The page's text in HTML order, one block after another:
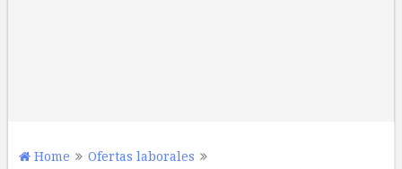
Home
Ofertas laborales